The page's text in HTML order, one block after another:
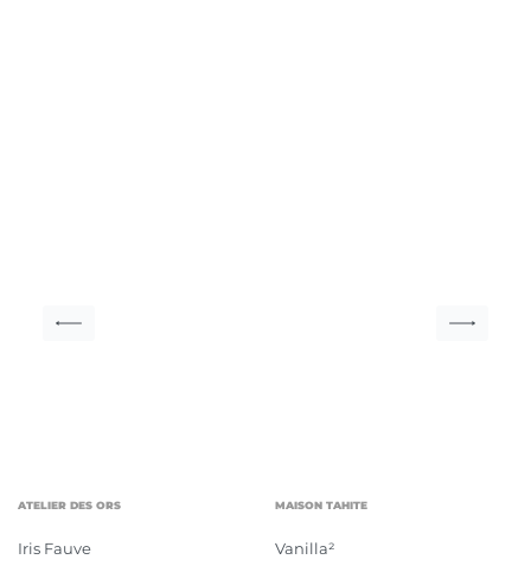
ATELIER DES ORS
Iris Fauve
MAISON TAHITE
Vanilla²